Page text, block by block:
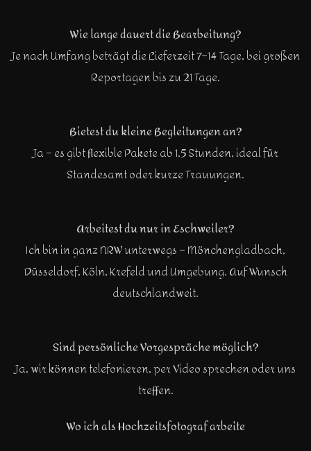
Wie lange dauert die Bearbeitung?
Je nach Umfang beträgt die Lieferzeit 7–14 Tage, bei großen
Reportagen bis zu 21 Tage.
Bietest du kleine Begleitungen an?
Ja – es gibt flexible Pakete ab 1,5 Stunden, ideal für
Standesamt oder kurze Trauungen.
Arbeitest du nur in Eschweiler?
Ich bin in ganz NRW unterwegs – Mönchengladbach,
Düsseldorf, Köln, Krefeld und Umgebung. Auf Wunsch
deutschlandweit.
Sind persönliche Vorgespräche möglich?
Ja, wir können telefonieren, per Video sprechen oder uns
treffen.
Wo ich als Hochzeitsfotograf arbeite